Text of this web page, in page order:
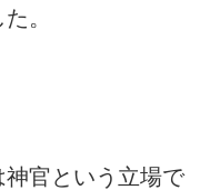
。
官という立場で